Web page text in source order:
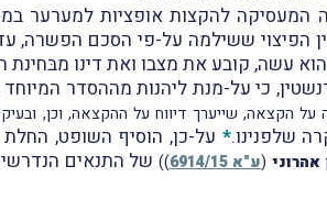
המעסיקה להקצות אופציות למערער
הפיצוי ששילמה על-פי הסכם הפשרה,
עשה, קובע את מצבו ואת דינו מבּחינת
הקצאה, שייערך דיווח על ההקצאה, וכן,
שלפנינו.* על-כן, הוסיף השופט, החלת
אהרוני (ע"א 6914/15 ))